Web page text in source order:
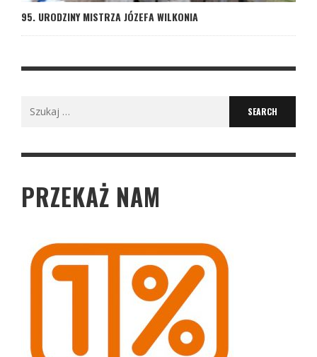
95. URODZINY MISTRZA JÓZEFA WILKONIA
PRZEKAŻ NAM